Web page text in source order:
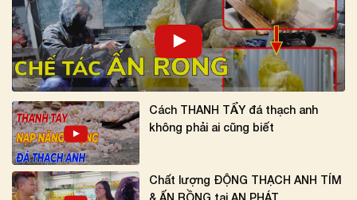
Cách THANH TẨY đá thạch anh
không phải ai cũng biết
Chất lượng ĐỘNG THẠCH ANH TÍM
& ẤN RỒNG tại AN PHÁT